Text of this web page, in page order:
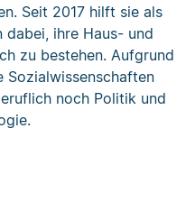
Seit 2017 hilft sie als
dabei, ihre Haus- und
zu bestehen. Aufgrund
Sozialwissenschaften
noch Politik und